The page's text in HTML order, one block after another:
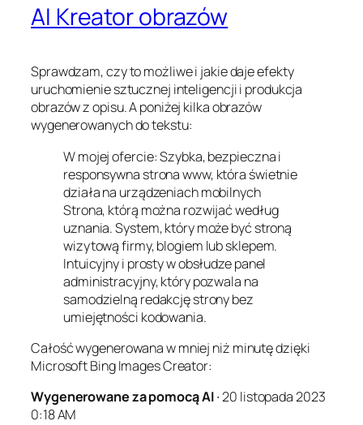
AI Kreator obrazów
Sprawdzam, czy to możliwe i jakie daje efekty
uruchomienie sztucznej inteligencji i produkcja
obrazów z opisu. A poniżej kilka obrazów
wygenerowanych do tekstu:
W mojej ofercie: Szybka, bezpieczna i
responsywna strona www, która świetnie
działa na urządzeniach mobilnych
Strona, którą można rozwijać według
uznania. System, który może być stroną
wizytową firmy, blogiem lub sklepem.
Intuicyjny i prosty w obsłudze panel
administracyjny, który pozwala na
samodzielną redakcję strony bez
umiejętności kodowania.
Całość wygenerowana w mniej niż minutę dzięki
Microsoft Bing Images Creator:
Wygenerowane za pomocą AI∙ 20 listopada 2023
0:18 AM